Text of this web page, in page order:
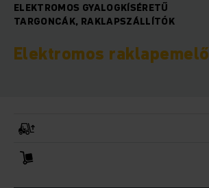
ELEKTROMOS GYALOGKÍSÉRETŰ
TARGONCÁK, RAKLAPSZÁLLÍTÓK
Elektromos raklapemelő